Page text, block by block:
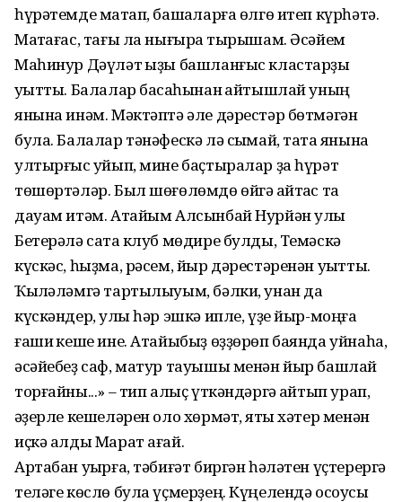
һүрәтемде маҡтап, башҡаларға өлгө итеп күрһәтә.
Маҡтағас, тағы ла нығыраҡ тырышам. Әсәйем
Маһинур Дәүләт ҡыҙы башланғыс кластарҙы
уҡытты. Балалар баҡсаһынан ҡайтышлай уның
янына инәм. Мәктәптә әле дәрестәр бөтмәгән
була. Балалар тәнәфескә лә сыҡмай, таҡта янына
ултырғыс ҡуйып, мине баҫтыралар ҙа һүрәт
төшөртәләр. Был шөғөлөмдө өйгә ҡайтҡас та
дауам итәм. Атайым Алсынбай Нурйән улы
Бетерәлә саҡта клуб мөдире булды, Темәскә
күскәс, һыҙма, рәсем, йыр дәрестәренән уҡытты.
Ҡылҡәләмгә тартылыуым, бәлки, унан да
күскәндер, ҡулы һәр эшкә ипле, үҙе йыр-моңға
ғашиҡ кеше ине. Атайыбыҙ өҙҙөрөп баянда уйнаһа,
әсәйебеҙ саф, матур тауышы менән йыр башлай
торғайны...» – тип алыҫ үткәндәргә ҡайтып урап,
ҡәҙерле кешеләрен оло хөрмәт, яҡты хәтер менән
иҫкә алды Марат ағай.
Артабан уҡырға, тәбиғәт биргән һәләтен үҫтерергә
теләге көслө була үҫмерҙең. Күңелендә осоусы